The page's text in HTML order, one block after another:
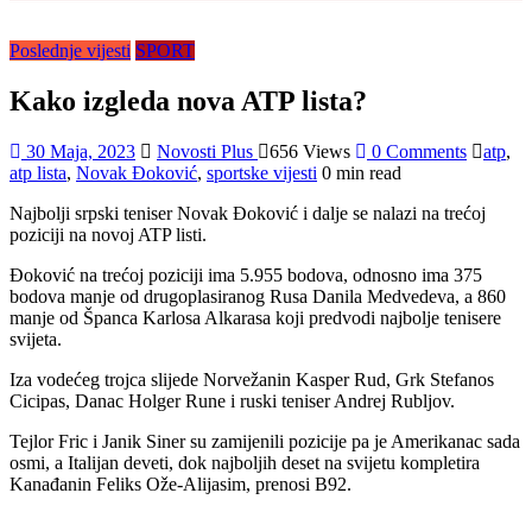
Poslednje vijesti SPORT
Kako izgleda nova ATP lista?
30 Maja, 2023 Novosti Plus 656 Views 0 Comments atp,
atp lista, Novak Đoković, sportske vijesti 0 min read
Najbolji srpski teniser Novak Đoković i dalje se nalazi na trećoj
poziciji na novoj ATP listi.
Đoković na trećoj poziciji ima 5.955 bodova, odnosno ima 375
bodova manje od drugoplasiranog Rusa Danila Medvedeva, a 860
manje od Španca Karlosa Alkarasa koji predvodi najbolje tenisere
svijeta.
Iza vodećeg trojca slijede Norvežanin Kasper Rud, Grk Stefanos
Cicipas, Danac Holger Rune i ruski teniser Andrej Rubljov.
Tejlor Fric i Јanik Siner su zamijenili pozicije pa je Amerikanac sada
osmi, a Italijan deveti, dok najboljih deset na svijetu kompletira
Kanađanin Feliks Ože-Alijasim, prenosi B92.